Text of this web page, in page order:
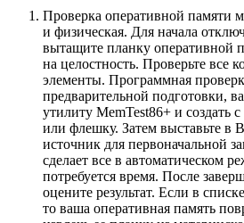
Проверка оперативной памяти
и физическая. Для начала
вытащите планку оперативной
на целостность. Проверьте все
элементы. Программная
предварительной подготовки,
утилиту MemTest86+ и создать
или флешку. Затем выставьте
источник для первоначальной
сделает все в автоматическом
потребуется время. После
оцените результат. Если в
то ваша оперативная память